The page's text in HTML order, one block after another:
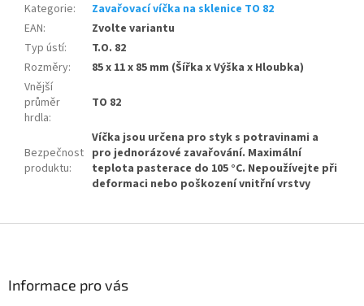
Kategorie:
Zavařovací víčka na sklenice TO 82
EAN:
Zvolte variantu
Typ ústí:
T.O. 82
Rozměry:
85 x 11 x 85 mm (Šířka x Výška x Hloubka)
Vnější
průměr
hrdla:
TO 82
Bezpečnost
produktu:
Víčka jsou určena pro styk s potravinami a
pro jednorázové zavařování. Maximální
teplota pasterace do 105 °C. Nepoužívejte při
deformaci nebo poškození vnitřní vrstvy
Informace pro vás